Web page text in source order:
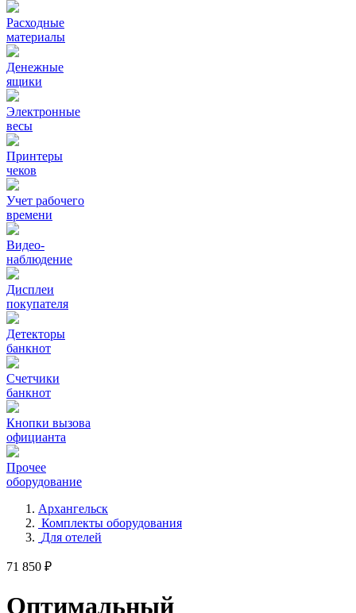
Расходные
материалы
Денежные
ящики
Электронные
весы
Принтеры
чеков
Учет рабочего
времени
Видео‑
наблюдение
Дисплеи
покупателя
Детекторы
банкнот
Счетчики
банкнот
Кнопки вызова
официанта
Прочее
оборудование
Архангельск
Комплекты оборудования
Для отелей
71 850 ₽
Оптимальный